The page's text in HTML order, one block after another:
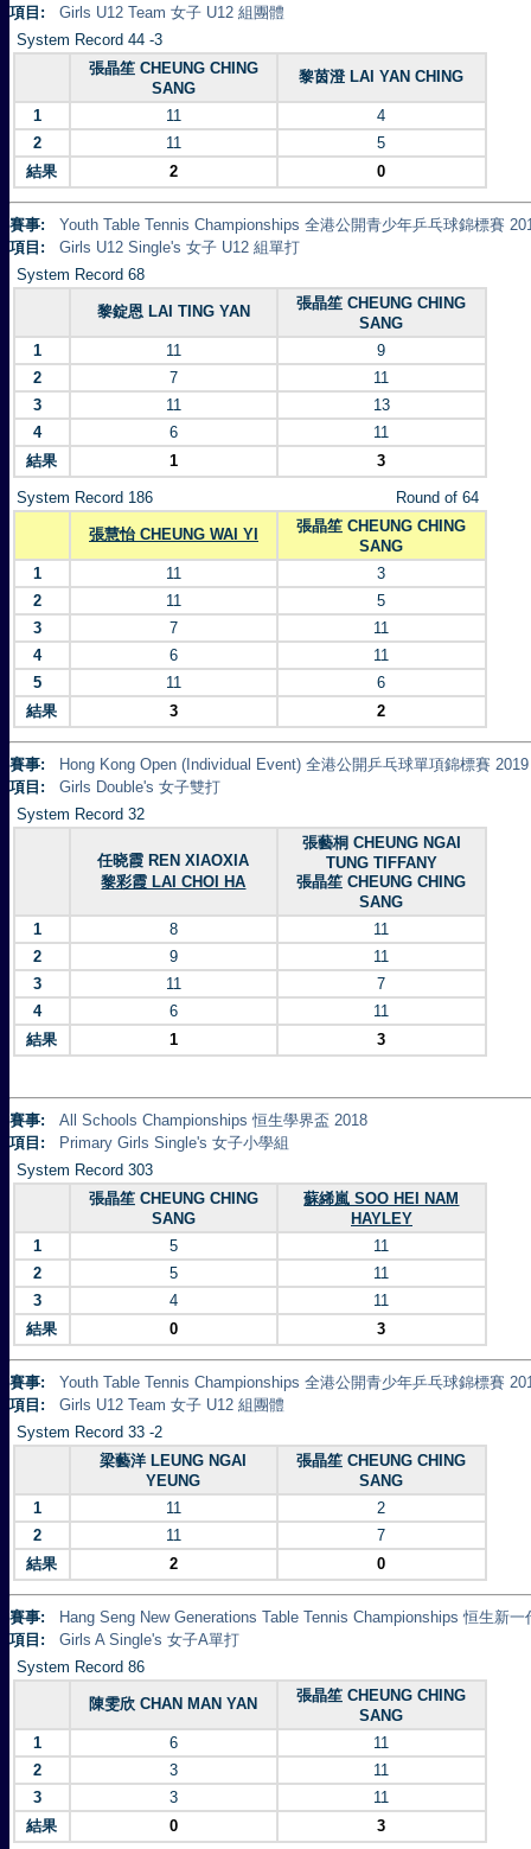
項目:
Girls U12 Team 女子 U12 組團體
System Record 44 -3
張晶笙 CHEUNG CHING
SANG
黎茵澄 LAI YAN CHING
1 11
4
2
11
5
結果
2 0
賽事:
Youth Table Tennis Championships 全港公開青少年乒乓球錦標賽
項目:
Girls U12 Single's 女子 U12 組單打
System Record 68
黎錠恩 LAI TING YAN
張晶笙 CHEUNG CHING
SANG
1
11
9
2
7
11
3
11
13
4
6
11
結果
1 3
System Record 186 Round of 64
張慧怡 CHEUNG WAI YI
張晶笙 CHEUNG CHING
SANG
1
11
3
2
11
5
3
7
11
4
6
11
5
11
6
結果
3 2
賽事:
Hong Kong Open (Individual Event) 全港公開乒乓球單項錦標賽 2019
項目:
Girls Double's 女子雙打
System Record 32
任晓霞 REN XIAOXIA
黎彩霞 LAI CHOI HA
張藝桐 CHEUNG NGAI
TUNG TIFFANY
張晶笙 CHEUNG CHING
SANG
1
8
11
2
9
11
3
11
7
4
6
11
結果
1 3
賽事:
All Schools Championships 恒生學界盃 2018
項目:
Primary Girls Single's 女子小學組
System Record 303
張晶笙 CHEUNG CHING
SANG
蘇絺嵐 SOO HEI NAM
HAYLEY
1
5
11
2
5
11
3
4
11
結果
0 3
賽事:
Youth Table Tennis Championships 全港公開青少年乒乓球錦標賽
項目:
Girls U12 Team 女子 U12 組團體
System Record 33 -2
梁藝洋 LEUNG NGAI
YEUNG
張晶笙 CHEUNG CHING
SANG
1
11
2
2
11
7
結果
2 0
賽事:
Hang Seng New Generations Table Tennis Championships 恒生新
項目:
Girls A Single's 女子A單打
System Record 86
陳雯欣 CHAN MAN YAN
張晶笙 CHEUNG CHING
SANG
1
6
11
2
3
11
3
3
11
結果
0 3